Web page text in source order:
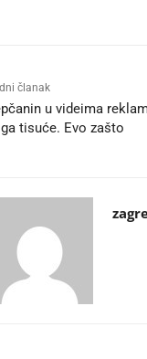
članak
u videima
tisuće. Evo zašto